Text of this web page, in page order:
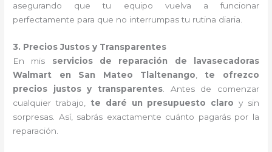
asegurando que tu equipo vuelva a funcionar
perfectamente para que no interrumpas tu rutina diaria.
3. Precios Justos y Transparentes
En mis servicios de reparación de lavasecadoras
Walmart en San Mateo Tlaltenango
te ofrezco
precios justos y transparentes . Antes de comenzar
cualquier trabajo, te daré un presupuesto claro y sin
sorpresas. Así, sabrás exactamente cuánto pagarás por la
reparación.